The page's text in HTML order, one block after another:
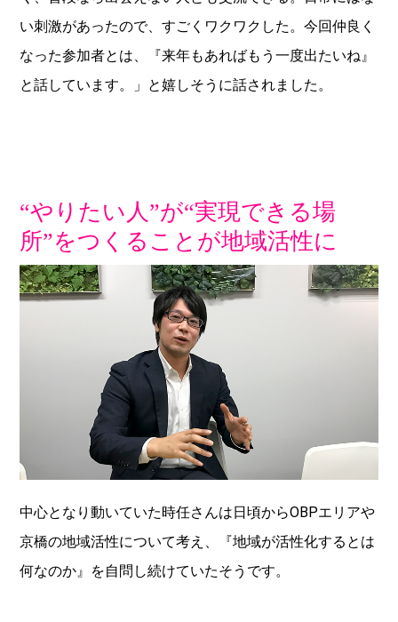
い刺激があったので、すごくワクワクした。今回仲良く
なった参加者とは、『来年もあればもう一度出たいね』
と話しています。」と嬉しそうに話されました。
“やりたい人”が“実現できる場
所”をつくることが地域活性に
中心となり動いていた時任さんは日頃からOBPエリアや
京橋の地域活性について考え、『地域が活性化するとは
何なのか』を自問し続けていたそうです。